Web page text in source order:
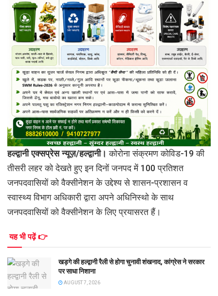
हल्द्वानी एक्सप्रेस न्यूज़/हल्द्वानी। कोरोना संक्रमण कोविड-19 की
तीसरी लहर को देखते हुए इन दिनों जनपद में 100 प्रतिशत
जनपदवासियों को वैक्सीनेशन के उद्देश्य से शासन-प्रशासन व
स्वास्थ्य विभाग अधिकारी द्वारा अपने अधिनिस्थो के साथ
जनपदवासियों को वैक्सीनेशन के लिए प्रयासरत हैं।
यह भी पढ़ें 👉
खड़गे की हल्द्वानी रैली से होगा चुनावी शंखनाद, कांग्रेस ने सरकार
पर साधा निशाना
AUGUST 7, 2026